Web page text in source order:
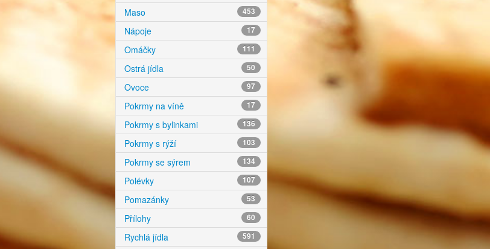
Maso 453
Nápoje 17
Omáčky 111
Ostrá jídla 50
Ovoce 97
Pokrmy na víně 17
Pokrmy s bylinkami 136
Pokrmy s rýží 103
Pokrmy se sýrem 134
Polévky 107
Pomazánky 53
Přílohy 60
Rychlá jídla 591